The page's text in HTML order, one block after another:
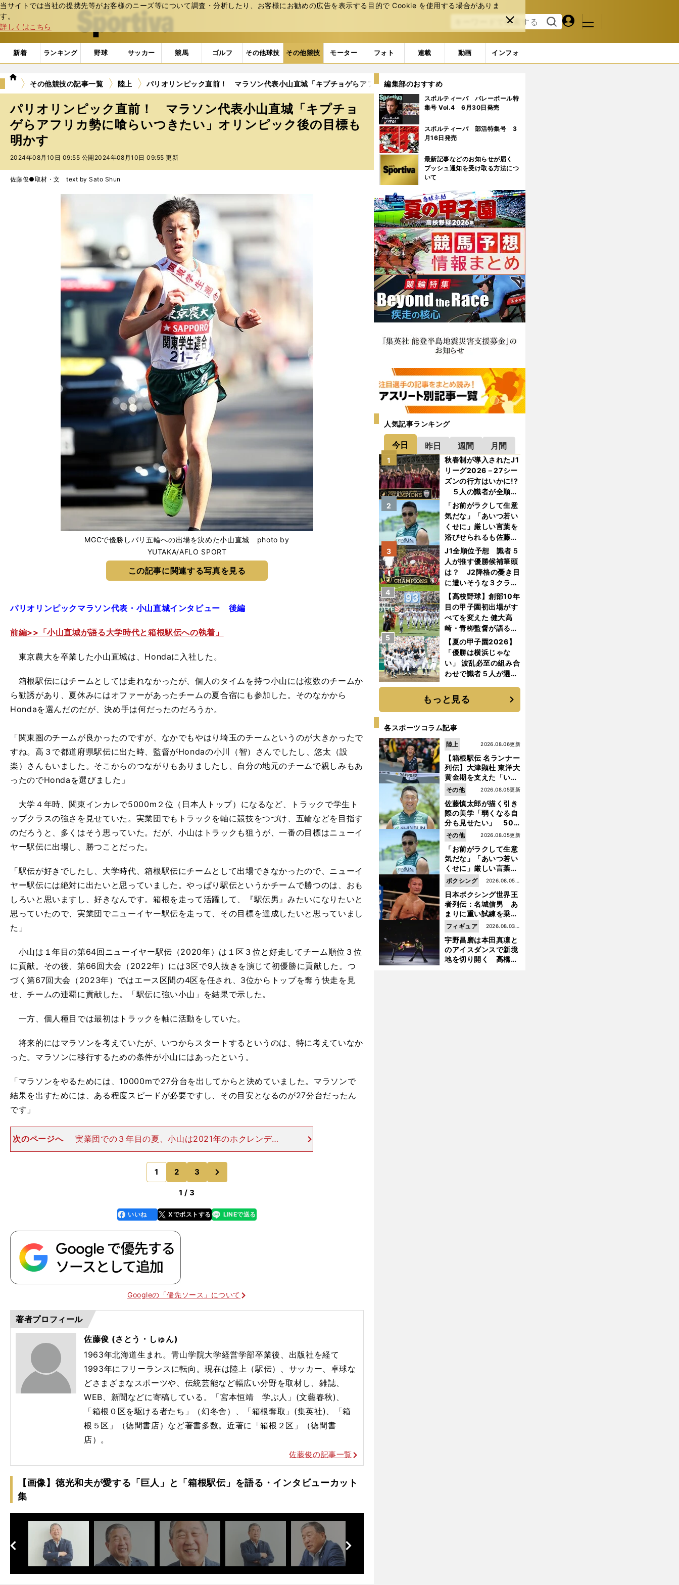
当サイトでは当社の提携先等がお客様のニーズ等について調査・分析したり、お客様にお勧めの広告を表⽰する⽬的で Cookie を使⽤する場合がありま
す。
詳しくはこちら
閉じ
る
web Sportiva (webスポルティーバ)
検索
る
マイペ
ジ
メニュ
新着 ランキング 野球 サッカー 競馬 ゴルフ その他球技 その他競技 モーター フォト 連載 動画 インフォ
we
ポ
ル
テ
ィ
ー
その他競技の記事一覧 陸上 パリオリンピック直前！ マラソン代表小山直城「キプチョゲらアフリカ勢に喰らいつきたい」オリンピック後の目標も明かす
パリオリンピック直前！ マラソン代表小山直城「キプチョ
ゲらアフリカ勢に喰らいつきたい」オリンピック後の目標も
明かす
2024年08月10日 09:55 公開 2024年08月10日 09:55 更新
佐藤俊●取材・文 text by Sato Shun
MGCで優勝しパリ五輪への出場を決めた小山直城 photo by
YUTAKA/AFLO SPORT
この記事に関連する写真を見る
パリオリンピックマラソン代表・小山直城インタビュー 後編
前編>>「小山直城が語る大学時代と箱根駅伝への執着」
東京農大を卒業した小山直城は、Hondaに入社した。
箱根駅伝にはチームとしては走れなかったが、個人のタイムを持つ小山には複数のチームか
ら勧誘があり、夏休みにはオファーがあったチームの夏合宿にも参加した。そのなかから
Hondaを選んだのだが、決め手は何だったのだろうか。
「関東圏のチームが良かったのですが、なかでもやはり埼玉のチームというのが大きかったで
すね。高３で都道府県駅伝に出た時、監督がHondaの小川（智）さんでしたし、悠太（設
楽）さんもいました。そこからのつながりもありましたし、自分の地元のチームで親しみもあ
ったのでHondaを選びました」
大学４年時、関東インカレで5000m２位（日本人トップ）になるなど、トラックで学生ト
ップクラスの強さを見せていた。実業団でもトラックを軸に競技をつづけ、五輪などを目指す
のだろうと、多くはそう思っていた。だが、小山はトラックも狙うが、一番の目標はニューイ
ヤー駅伝に出場し、勝つことだった。
「駅伝が好きでしたし、大学時代、箱根駅伝にチームとして出場できなかったので、ニューイ
ヤー駅伝には絶対に出たいと思っていました。やっぱり駅伝というかチームで勝つのは、おも
しろいと思いますし、好きなんです。箱根を走って活躍して、『駅伝男』みたいになりたいと
思っていたので、実業団でニューイヤー駅伝を走って、その目標を達成したいと思っていまし
た」
小山は１年目の第64回ニューイヤー駅伝（2020年）は１区３位と好走してチーム順位３位
に貢献。その後、第66回大会（2022年）には3区で9人抜きを演じて初優勝に貢献した。つ
づく第67回大会（2023年）ではエース区間の4区を任され、3位からトップを奪う快走を見
せ、チームの連覇に貢献した。「駅伝に強い小山」を結果で示した。
一方、個人種目では最初はトラックを軸に活動をしていた。
将来的にはマラソンを考えていたが、いつからスタートするというのは、特に考えていなか
った。マラソンに移行するための条件が小山にはあったという。
「マラソンをやるためには、10000mで27分台を出してからと決めていました。マラソンで
結果を出すためには、ある程度スピードが必要ですし、その目安となるのが27分台だったん
です」
次のページへ
実業団での３年目の夏、小山は2021年のホクレンディ
スタンス深川大会10000mで27分55秒16の自己ベストをマークした。
「27分台を出せたので、ここでトラックに一区切りをつけて、本格的に
マラソン
1 2 3
1 / 3
faceboo
k
いいね Xでポストする
line LINEで送る
Googleの「優先ソース」について
著者プロフィール
佐藤俊 (さとう・しゅん)
1963年北海道生まれ。青山学院大学経営学部卒業後、出版社を経て
1993年にフリーランスに転向。現在は陸上（駅伝）、サッカー、卓球な
どさまざまなスポーツや、伝統芸能など幅広い分野を取材し、雑誌、
WEB、新聞などに寄稿している。「宮本恒靖 学ぶ人」(文藝春秋)、
「箱根０区を駆ける者たち」（幻冬舎）、「箱根奪取」(集英社)、「箱
根５区」（徳間書店）など著書多数。近著に「箱根２区」（徳間書
店）。
佐藤俊の記事一覧
【画像】徳光和夫が愛する「巨人」と「箱根駅伝」を語る・インタビューカット
集
次
へ
・
箱
編集部のおすすめ
スポルティーバ バレーボール特
集号 Vol.4 6月30日発売
スポルティーバ 部活特集号 3
月16日発売
最新記事などのお知らせが届く
プッシュ通知を受け取る方法につ
いて
人気記事ランキング
今日 昨日 週間 月間
秋春制が導入されたJ1
リーグ2026－27シー
ズンの行方はいかに!?
５人の識者が全順位
を大胆予想
1
「お前がラクして生意
気だな」「あいつ若い
くせに」厳しい言葉を
浴びせられるも佐藤慎
太郎が貫いた誇りとフ
ァンへの思い
2
J1全順位予想 識者５
人が推す優勝候補筆頭
は？ J2降格の憂き目
に遭いそうな３クラブ
とは？
3
【高校野球】創部10年
目の甲子園初出場がす
べてを変えた 健大高
崎・青栁監督が語る
「機動破壊」はこうし
て生まれた
4
【夏の甲子園2026】
「優勝は横浜じゃな
い」 波乱必至の組み合
わせで識者５人が選ん
5
もっと見る
各スポーツコラム記事
【箱根駅伝 名ランナー
列伝】大津顕杜 東洋大
黄金期を支えた「いぶ
し銀」の存在 最後は同
期の設楽兄弟も受賞で
きなかった金栗杯に輝
く
2026.08.06更新
陸上
佐藤慎太郎が描く引き
際の美学「弱くなる自
分も見せたい」 50
代の競輪人生に影響を
与える伏見俊昭の死に
も言及
2026.08.05更新
その他
「お前がラクして生意
気だな」「あいつ若い
くせに」厳しい言葉を
浴びせられるも佐藤慎
太郎が貫いた誇りとフ
ァンへの思い
2026.08.05更新
その他
日本ボクシング世界王
者列伝：名城信男 あ
まりに重い試練を乗り
越え「大胆さ」と「巧
さ」で築いた時代
2026.08.05更
新
ボクシング
宇野昌磨は本田真凜と
のアイスダンスで新境
地を切り開く 高橋大
2026.08.03更
新
フィギュア